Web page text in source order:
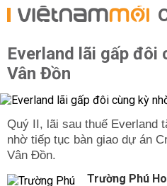
Everland lãi gấp đôi
Vân Đồn
Quý II, lãi sau thuế Everland
nhờ tiếp tục bàn giao dự án
Vân Đồn.
Trường Phú